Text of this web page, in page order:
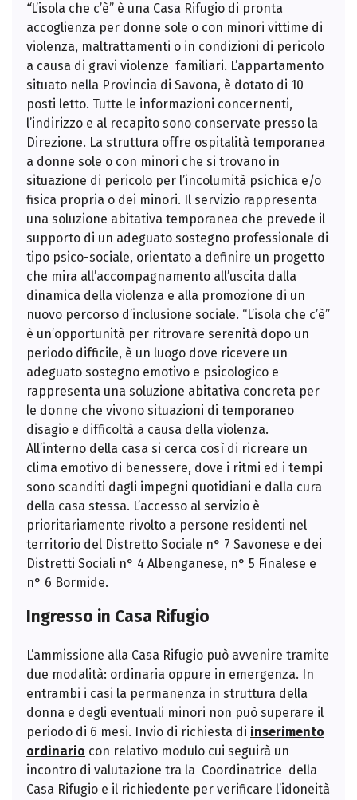
“L’isola che c’è” è una Casa Rifugio di pronta
accoglienza per donne sole o con minori vittime di
violenza, maltrattamenti o in condizioni di pericolo
a causa di gravi violenze familiari. L’appartamento
situato nella Provincia di Savona, è dotato di 10
posti letto. Tutte le informazioni concernenti,
l’indirizzo e al recapito sono conservate presso la
Direzione. La struttura offre ospitalità temporanea
a donne sole o con minori che si trovano in
situazione di pericolo per l’incolumità psichica e/o
fisica propria o dei minori. Il servizio rappresenta
una soluzione abitativa temporanea che prevede il
supporto di un adeguato sostegno professionale di
tipo psico-sociale, orientato a definire un progetto
che mira all’accompagnamento all’uscita dalla
dinamica della violenza e alla promozione di un
nuovo percorso d’inclusione sociale. “L’isola che c’è”
è un’opportunità per ritrovare serenità dopo un
periodo difficile, è un luogo dove ricevere un
adeguato sostegno emotivo e psicologico e
rappresenta una soluzione abitativa concreta per
le donne che vivono situazioni di temporaneo
disagio e difficoltà a causa della violenza.
All’interno della casa si cerca così di ricreare un
clima emotivo di benessere, dove i ritmi ed i tempi
sono scanditi dagli impegni quotidiani e dalla cura
della casa stessa. L’accesso al servizio è
prioritariamente rivolto a persone residenti nel
territorio del Distretto Sociale n° 7 Savonese e dei
Distretti Sociali n° 4 Albenganese, n° 5 Finalese e
n° 6 Bormide.
Ingresso in Casa Rifugio
L’ammissione alla Casa Rifugio può avvenire tramite
due modalità: ordinaria oppure in emergenza. In
entrambi i casi la permanenza in struttura della
donna e degli eventuali minori non può superare il
periodo di 6 mesi. Invio di richiesta di inserimento
ordinario con relativo modulo cui seguirà un
incontro di valutazione tra la Coordinatrice della
Casa Rifugio e il richiedente per verificare l’idoneità